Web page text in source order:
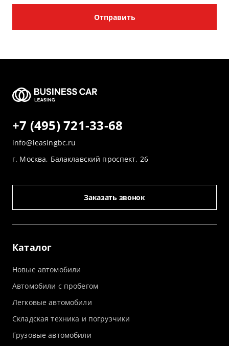
Отправить
Каталог
Новые автомобили
Автомобили с пробегом
Легковые автомобили
Складская техника и погрузчики
Грузовые автомобили
+7 (495) 721-33-68
info@leasingbc.ru
г. Москва, Балаклавский проспект, 26
Заказать звонок